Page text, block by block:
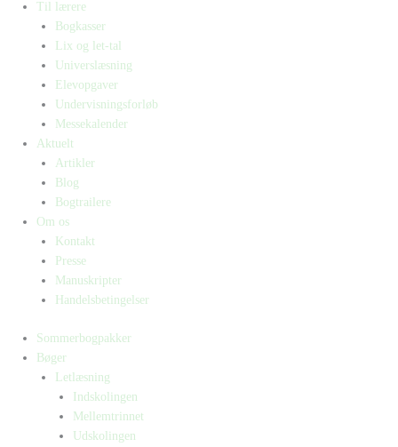
Til lærere
Bogkasser
Lix og let-tal
Universlæsning
Elevopgaver
Undervisningsforløb
Messekalender
Aktuelt
Artikler
Blog
Bogtrailere
Om os
Kontakt
Presse
Manuskripter
Handelsbetingelser
Sommerbogpakker
Bøger
Letlæsning
Indskolingen
Mellemtrinnet
Udskolingen